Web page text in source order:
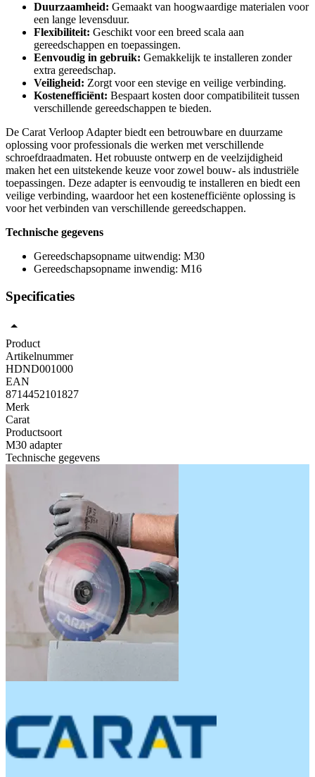
Duurzaamheid: Gemaakt van hoogwaardige materialen voor
een lange levensduur.
Flexibiliteit: Geschikt voor een breed scala aan
gereedschappen en toepassingen.
Eenvoudig in gebruik: Gemakkelijk te installeren zonder
extra gereedschap.
Veiligheid: Zorgt voor een stevige en veilige verbinding.
Kostenefficiënt: Bespaart kosten door compatibiliteit tussen
verschillende gereedschappen te bieden.
De Carat Verloop Adapter biedt een betrouwbare en duurzame
oplossing voor professionals die werken met verschillende
schroefdraadmaten. Het robuuste ontwerp en de veelzijdigheid
maken het een uitstekende keuze voor zowel bouw- als industriële
toepassingen. Deze adapter is eenvoudig te installeren en biedt een
veilige verbinding, waardoor het een kostenefficiënte oplossing is
voor het verbinden van verschillende gereedschappen.
Technische gegevens
Gereedschapsopname uitwendig: M30
Gereedschapsopname inwendig: M16
Specificaties
Product
Artikelnummer
HDND001000
EAN
8714452101827
Merk
Carat
Productsoort
M30 adapter
Technische gegevens